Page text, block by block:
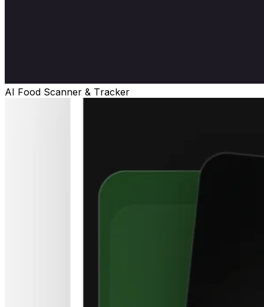
AI Food Scanner & Tracker